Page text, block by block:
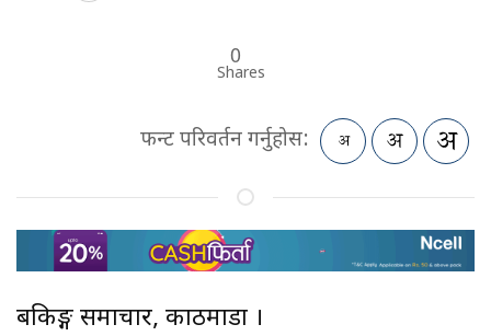
0
Shares
फन्ट परिवर्तन गर्नुहोस:
बैंकिङ्ग समाचार, काठमाडौं ।